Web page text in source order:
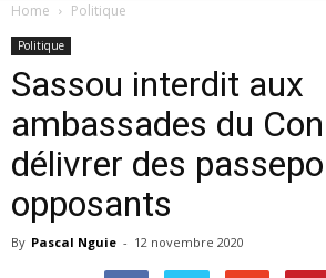
Home Politique
Politique
Sassou interdit aux
ambassades du
délivrer des
opposants
By Pascal Nguie - 12 novembre 2020